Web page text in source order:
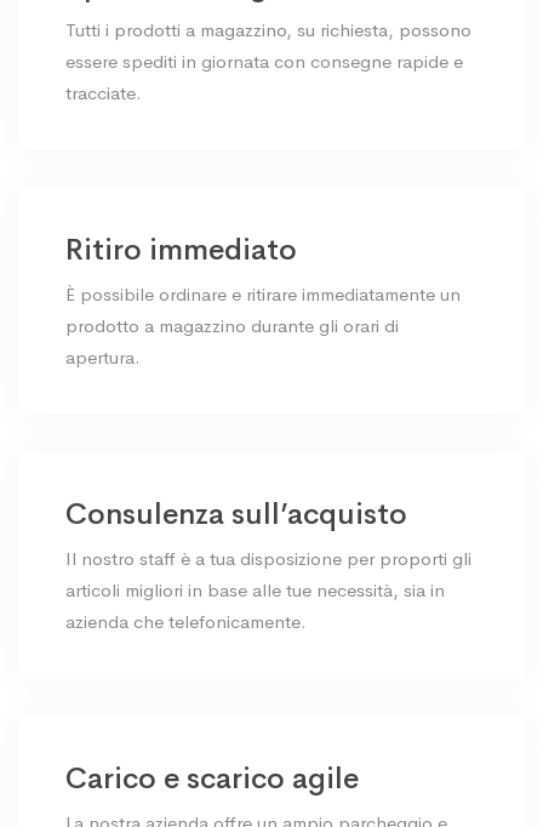
Tutti i prodotti a magazzino, su richiesta, possono
essere spediti in giornata con consegne rapide e
tracciate.
Ritiro immediato
È possibile ordinare e ritirare immediatamente un
prodotto a magazzino durante gli orari di
apertura.
Consulenza sull’acquisto
Il nostro staff è a tua disposizione per proporti gli
articoli migliori in base alle tue necessità, sia in
azienda che telefonicamente.
Carico e scarico agile